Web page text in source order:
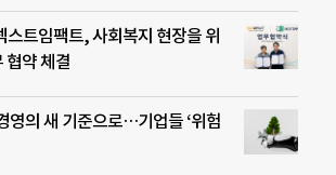
스트임팩트, 사회복지 현장을 위
협약 체결
영의 새 기준으로…기업들 ‘위험